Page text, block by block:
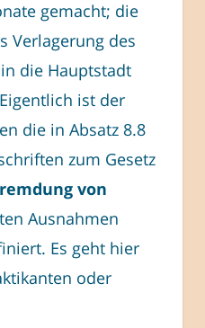
gemacht; die
Verlagerung des
die Hauptstadt
ist der
die in Absatz 8.8
zum Gesetz
von
Ausnahmen
Es geht hier
oder